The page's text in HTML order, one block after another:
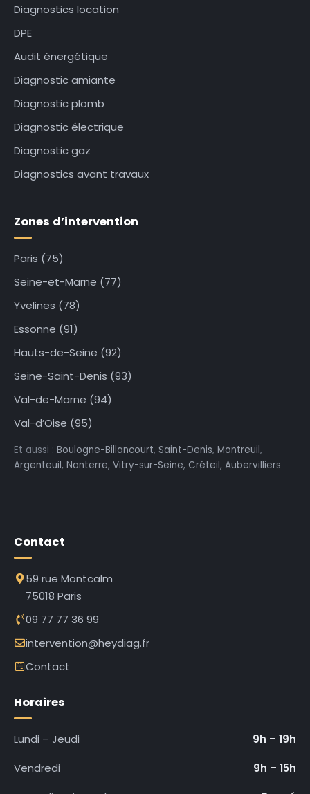
Diagnostics location
DPE
Audit énergétique
Diagnostic amiante
Diagnostic plomb
Diagnostic électrique
Diagnostic gaz
Diagnostics avant travaux
Zones d’intervention
Paris (75)
Seine-et-Marne (77)
Yvelines (78)
Essonne (91)
Hauts-de-Seine (92)
Seine-Saint-Denis (93)
Val-de-Marne (94)
Val-d’Oise (95)
Et aussi : Boulogne-Billancourt, Saint-Denis, Montreuil,
Argenteuil, Nanterre, Vitry-sur-Seine, Créteil, Aubervilliers
Contact
59 rue Montcalm
75018 Paris
09 77 77 36 99
intervention@heydiag.fr
Contact
Horaires
Lundi – Jeudi
9h – 19h
Vendredi
9h – 15h